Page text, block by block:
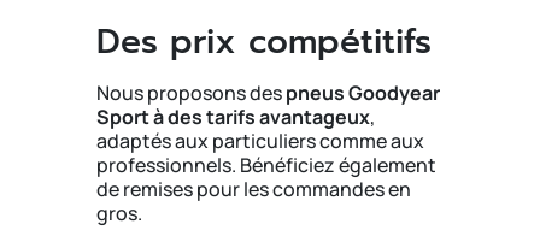
Des prix compétitifs
Nous proposons despneus Goodyear
Sport à des tarifs avantageux,
adaptés aux particuliers comme aux
professionnels. Bénéficiez également
de remises pour les commandes en
gros.